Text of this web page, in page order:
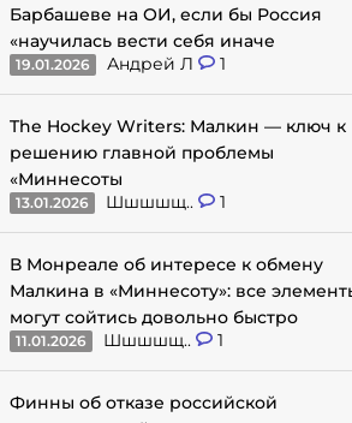
Барбашеве на ОИ, если бы Россия
«научилась вести себя иначе
19.01.2026 Андрей Л 1
The Hockey Writers: Малкин — ключ к
решению главной проблемы
«Миннесоты
13.01.2026 Шшшшщ.. 1
В Монреале об интересе к обмену
Малкина в «Миннесоту»: все
могут сойтись довольно быстро
11.01.2026 Шшшшщ.. 1
Финны об отказе российской